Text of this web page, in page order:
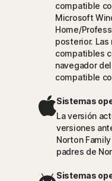
compatible
Microsoft
Home/
posterior. Las
compatibles
navegador
compatible
Sistemas
La versión
versiones
Norton
padres de
Sistemas